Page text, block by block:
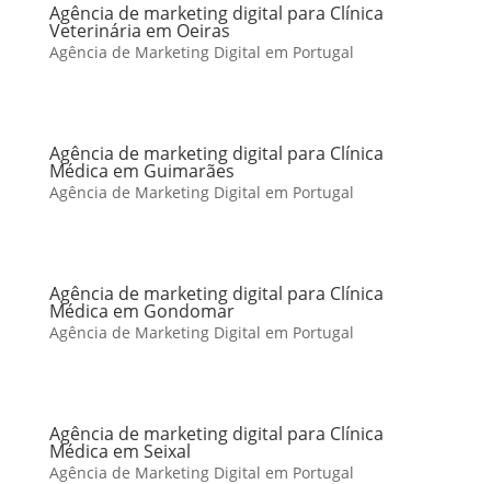
Agência de marketing digital para Clínica
Veterinária em Oeiras
Agência de Marketing Digital em Portugal
Agência de marketing digital para Clínica
Médica em Guimarães
Agência de Marketing Digital em Portugal
Agência de marketing digital para Clínica
Médica em Gondomar
Agência de Marketing Digital em Portugal
Agência de marketing digital para Clínica
Médica em Seixal
Agência de Marketing Digital em Portugal